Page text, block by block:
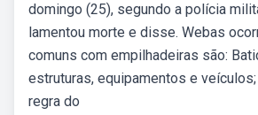
domingo (25), segundo a polícia
lamentou morte e disse. Webas
comuns com empilhadeiras são:
estruturas, equipamentos e
regra do